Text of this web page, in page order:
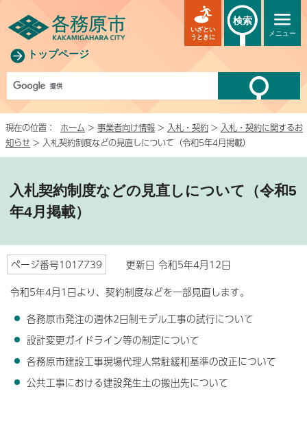
トップページ
メニュー
いざとい
うときに
検索
現在の位置： ホーム > 事業者向け情報 > 入札・契約 > 入札・契約に関するお
知らせ > 入札契約制度などの見直しについて（令和5年4月掲載）
入札契約制度などの見直しについて（令和5
年4月掲載）
ページ番号1017739
更新日 令和5年4月12日
令和5年4月1日より、契約制度などを一部見直します。
各務原市発注の週休2日制モデル工事の試行について
設計変更ガイドライン等の制定について
各務原市建設工事現場代理人常駐緩和基準の改正について
公共工事における建設発生土の搬出先について